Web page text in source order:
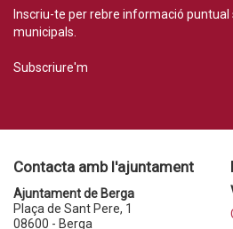
Inscriu-te per rebre informació
municipals.
Subscriure'm
Contacta amb l'ajuntament
Ajuntament de Berga
Plaça de Sant Pere, 1
08600 - Berga